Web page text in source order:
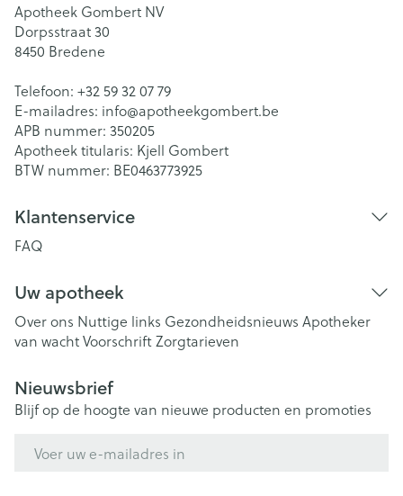
Apotheek Gombert NV
Dorpsstraat 30
8450 Bredene
Telefoon: +32 59 32 07 79
E-mailadres: info@apotheekgombert.be
APB nummer: 350205
Apotheek titularis: Kjell Gombert
BTW nummer: BE0463773925
Klantenservice
FAQ
Uw apotheek
Over ons Nuttige links Gezondheidsnieuws Apotheker
van wachtVoorschriftZorgtarieven
Nieuwsbrief
Blijf op de hoogte van nieuwe producten en promoties